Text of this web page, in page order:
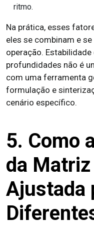
ritmo.
Na prática, esses
eles se combinam e
operação.
profundidades não é
com uma ferramenta
formulação e
cenário específico.
5. Como
da
Ajustada